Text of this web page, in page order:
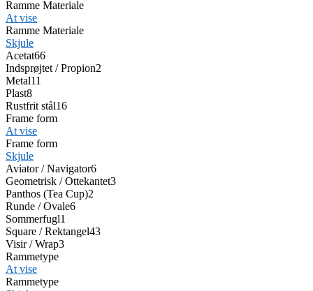
Ramme Materiale
At vise
Ramme Materiale
Skjule
Acetat66
Indsprøjtet / Propion2
Metal11
Plast8
Rustfrit stål16
Frame form
At vise
Frame form
Skjule
Aviator / Navigator6
Geometrisk / Ottekantet3
Panthos (Tea Cup)2
Runde / Ovale6
Sommerfugl1
Square / Rektangel43
Visir / Wrap3
Rammetype
At vise
Rammetype